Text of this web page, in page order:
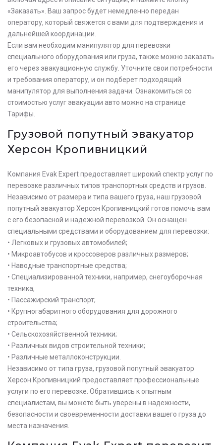
«Заказать». Ваш запрос будет немедленно передан
оператору, который свяжется с вами для подтверждения и
дальнейшей координации.
Если вам необходим манипулятор для перевозки
специального оборудования или груза, также можно заказать
его через эвакуационную службу. Уточните свои потребности
и требования оператору, и он подберет подходящий
манипулятор для выполнения задачи. Ознакомиться со
стоимостью услуг эвакуации авто можно на странице
Тарифы.
Грузовой попутный эвакуатор
Херсон Кропивницкий
Компания Evak Expert предоставляет широкий спектр услуг по
перевозке различных типов транспортных средств и грузов.
Независимо от размера и типа вашего груза, наш грузовой
попутный эвакуатор Херсон Кропивницкий готов помочь вам
с его безопасной и надежной перевозкой. Он оснащен
специальными средствами и оборудованием для перевозки:
• Легковых и грузовых автомобилей;
• Микроавтобусов и кроссоверов различных размеров;
• Наводные транспортные средства;
• Специализированной техники, например, снегоуборочная
техника,
• Пассажирский транспорт;
• Крупногабаритного оборудования для дорожного
строительства;
• Сельскохозяйственной техники;
• Различных видов строительной техники;
• Различные металлоконструкции.
Независимо от типа груза, грузовой попутный эвакуатор
Херсон Кропивницкий предоставляет профессиональные
услуги по его перевозке. Обратившись к опытным
специалистам, вы можете быть уверены в надежности,
безопасности и своевременности доставки вашего груза до
места назначения.